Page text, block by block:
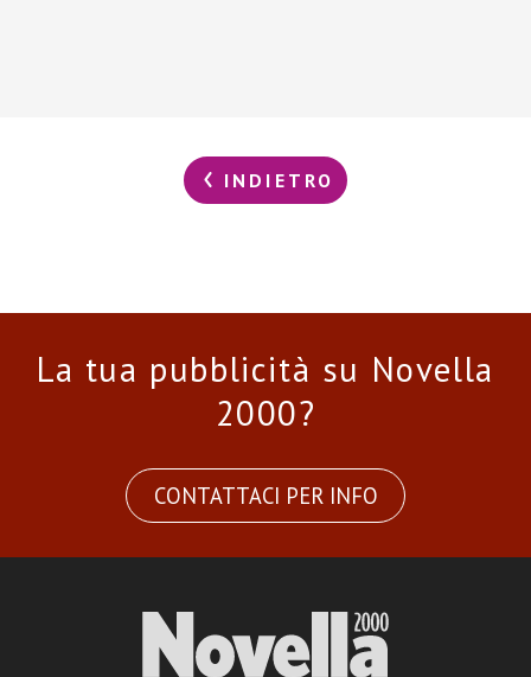
INDIETRO
La tua pubblicità su Novella
2000?
CONTATTACI PER INFO